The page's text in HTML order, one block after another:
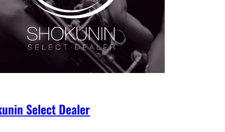
Select Dealer